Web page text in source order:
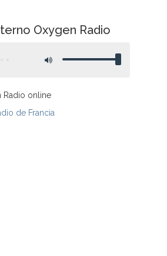
Oxygen Radio
Radio online
de Francia